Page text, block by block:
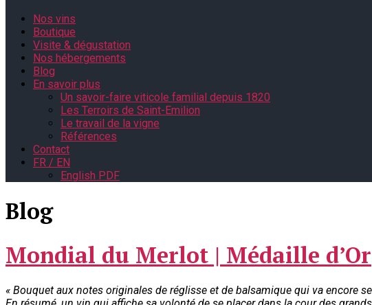
Nos vins
Boutique
Visite & dégustation
Nos hébergements
Blog
En savoir plus
Un savoir-faire viticole familial depuis 1820
Les Terroirs de Saint-Emilion
Le travail de la vigne
Références
Contact
FR / EN
English PDF
Blog
Mondial du Merlot | Médaille d’Or
« Bouquet aux notes originales de réglisse et de balsamique qui va encore